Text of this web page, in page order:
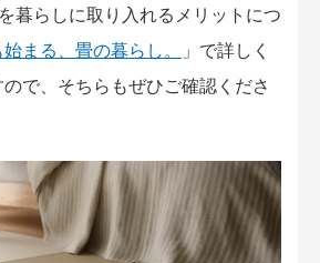
暮らしに取り入れるメリットにつ
まる、畳の暮らし。
」で詳しく
で、そちらもぜひご確認くださ